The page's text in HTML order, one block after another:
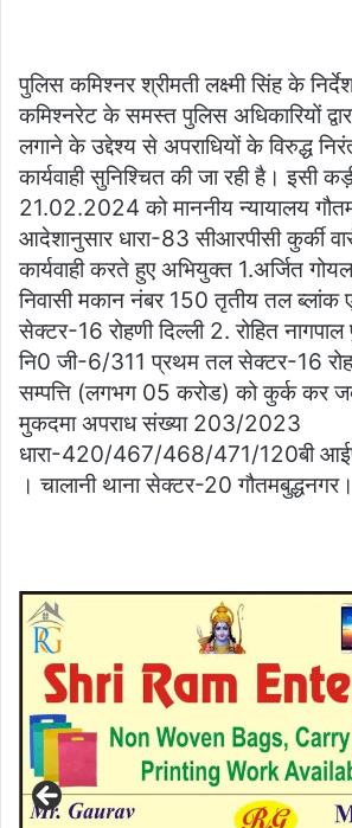
पुलिस कमिश्नर श्रीमती लक्ष्मी सिंह के
कमिश्नरेट के समस्त पुलिस अधिकारियों
लगाने के उद्देश्य से अपराधियों के विरुद्ध
कार्यवाही सुनिश्चित की जा रही है। इसी
21.02.2024 को माननीय न्यायालय
आदेशानुसार धारा-83 सीआरपीसी कुर्की
कार्यवाही करते हुए अभियुक्त 1.अर्जित
निवासी मकान नंबर 150 तृतीय तल ब्लांक
सेक्टर-16 रोहणी दिल्ली 2. रोहित
नि0 जी-6/311 प्रथम तल सेक्टर-16
सम्पत्ति (लगभग 05 करोड) को कुर्क कर
मुकदमा अपराध संख्या 203/2023
धारा-420/467/468/471/120बी
। चालानी थाना सेक्टर-20 गौतमबुद्धनगर।